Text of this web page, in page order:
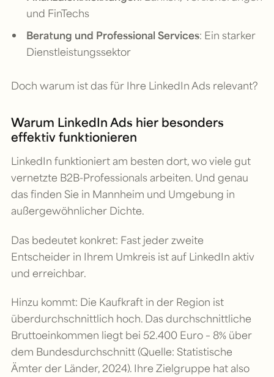
und FinTechs
Beratung und Professional Services: Ein starker
Dienstleistungssektor
Doch warum ist das für Ihre LinkedIn Ads relevant?
Warum LinkedIn Ads hier besonders
effektiv funktionieren
LinkedIn funktioniert am besten dort, wo viele gut
vernetzte B2B-Professionals arbeiten. Und genau
das finden Sie in Mannheim und Umgebung in
außergewöhnlicher Dichte.
Das bedeutet konkret: Fast jeder zweite
Entscheider in Ihrem Umkreis ist auf LinkedIn aktiv
und erreichbar.
Hinzu kommt: Die Kaufkraft in der Region ist
überdurchschnittlich hoch. Das durchschnittliche
Bruttoeinkommen liegt bei 52.400 Euro – 8% über
dem Bundesdurchschnitt (Quelle: Statistische
Ämter der Länder, 2024). Ihre Zielgruppe hat also